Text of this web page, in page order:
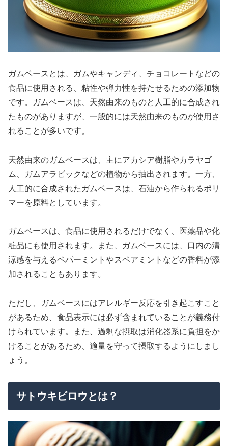
ガムベースとは、ガムやキャンディ、チョコレートなどの
食品に使用される、粘性や弾力性を持たせるための添加物
です。ガムベースは、天然由来のものと人工的に合成され
たものがありますが、一般的には天然由来のものが使用さ
れることが多いです。
天然由来のガムベースは、主にアカシア樹脂やカラヤゴ
ム、ガムアラビックなどの植物から抽出されます。一方、
人工的に合成されたガムベースは、石油から作られるポリ
マーを原料としています。
ガムベースは、食品に使用されるだけでなく、医薬品や化
粧品にも使用されます。また、ガムベースには、口内の清
涼感を与えるペパーミントやスペアミントなどの香料が添
加されることもあります。
ただし、ガムベースにはアレルギー反応を引き起こすこと
があるため、食品表示には必ず含まれていることが義務付
けられています。また、過剰な摂取は消化器系に負担をか
けることがあるため、適量を守って摂取するようにしまし
ょう。
サトウキビロウとは？